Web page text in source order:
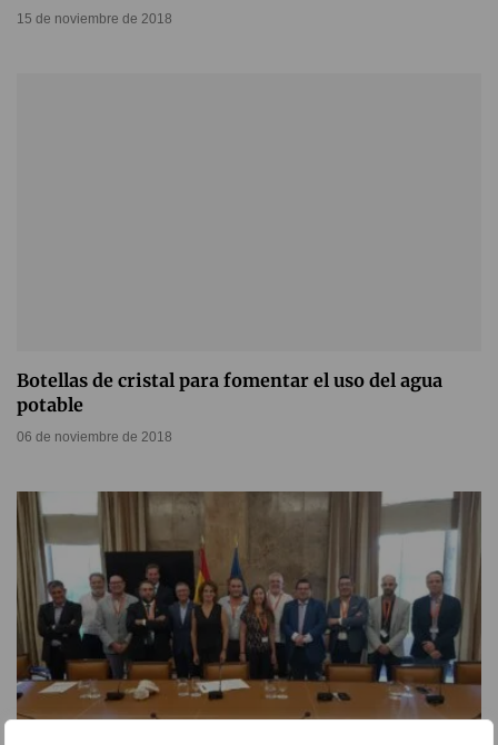
15 de noviembre de 2018
Botellas de cristal para fomentar el uso del agua
potable
06 de noviembre de 2018